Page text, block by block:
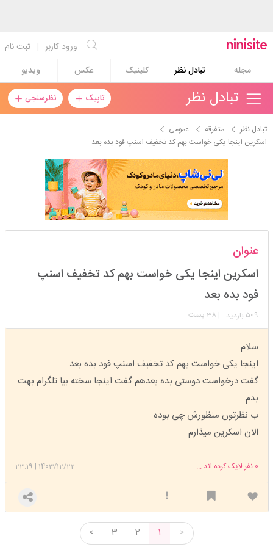
ثبت نام | ورود کاربر
مجله
تبادل نظر کلینیک عکس ویدیو
تاپیک نظرسنجی تبادل نظر
تبادل نظر متفرقه
عمومی
اسکرین اینجا یکی خواست بهم کد تخفیف اسنپ فود بده بعد
تعداد پست: 14193
عنوان
اسکرین اینجا یکی خواست بهم کد تخفیف اسنپ
فود بده بعد
509 بازدید | 38 پست
سلام
اینجا یکی خواست بهم کد تخفیف اسنپ فود بده بعد
گفت درخواست دوستی بده بعدهم گفت اینجا سخته بیا تلگرام بهت
بدم
ب نظرتون منظورش چی بوده
الان اسکرین میذارم
1403/12/22
|
23:19 0 نفر لایک کرده اند ...
>
1
2
3
<